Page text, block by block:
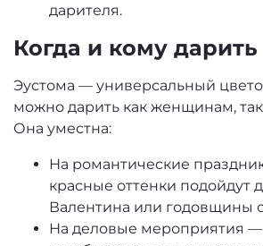
дарителя.
Когда и кому дарить
Эустома — универсальный
можно дарить как женщинам,
Она уместна:
На романтические
красные оттенки подойдут
Валентина или годовщины
На деловые мероприятия